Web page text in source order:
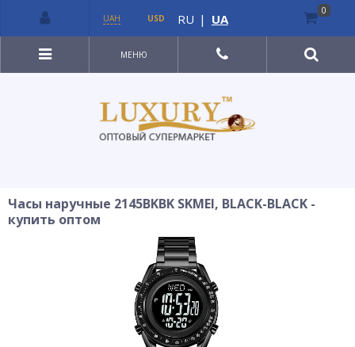
МЕНЮ
Часы наручные 2145BKBK SKMEI, BLACK-BLACK -
купить оптом
UAH USD RU | UA
0